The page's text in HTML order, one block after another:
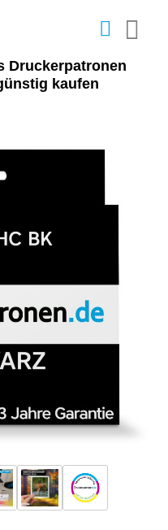
Druckerpatronen
kaufen